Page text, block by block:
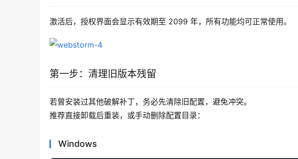
激活后，授权界面会显示有效期至 2099 年，所有功能均可正常使用。
第一步：清理旧版本残留
若曾安装过其他破解补丁，务必先清除旧配置，避免冲突。
推荐直接卸载后重装，或手动删除配置目录：
Windows